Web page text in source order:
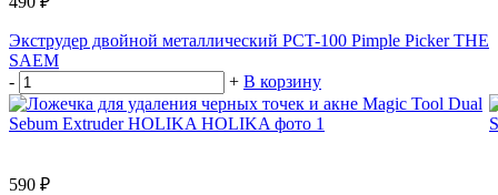
Экструдер двойной металлический PCT-100 Pimple Picker THE
SAEM
-
+ В корзину
590 ₽